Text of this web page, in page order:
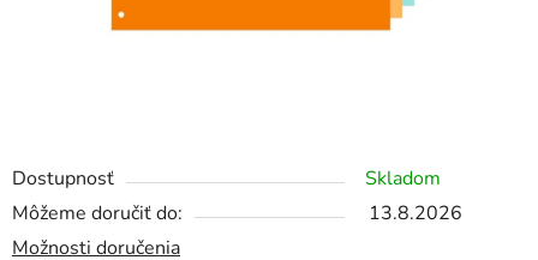
Dostupnosť
Skladom
Môžeme doručiť do:
13.8.2026
Možnosti doručenia